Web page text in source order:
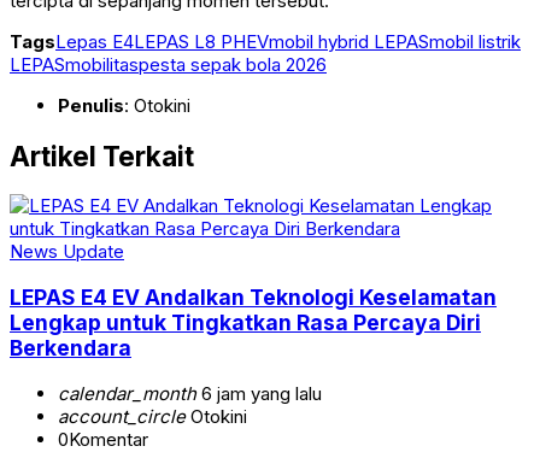
TagsLepas E4LEPAS L8 PHEVmobil hybrid LEPASmobil listrik
LEPASmobilitaspesta sepak bola 2026
Penulis: Otokini
Artikel Terkait
News Update
LEPAS E4 EV Andalkan Teknologi Keselamatan
Lengkap untuk Tingkatkan Rasa Percaya Diri
Berkendara
calendar_month6 jam yang lalu
account_circleOtokini
0Komentar